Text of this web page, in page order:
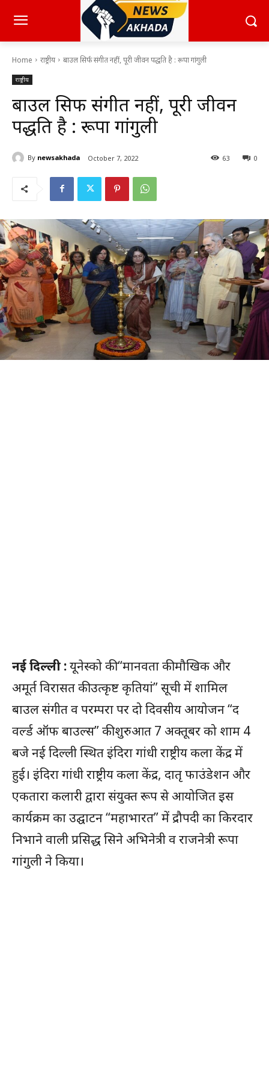
Home राष्ट्रीय बाउल सिर्फ संगीत नहीं, पूरी जीवन पद्धति है : रूपा गांगुली
राष्ट्रीय
बाउल सिर्फ संगीत नहीं, पूरी जीवन
पद्धति है : रूपा गांगुली
By newsakhada October 7, 2022 0
63
नई दिल्ली :यूनेस्को की “मानवता की मौखिक और
अमूर्त विरासत की उत्कृष्ट कृतियां” सूची में शामिल
बाउल संगीत व परम्परा पर दो दिवसीय आयोजन “द
वर्ल्ड ऑफ बाउल्स” की शुरुआत 7 अक्तूबर को शाम 4
बजे नई दिल्ली स्थित इंदिरा गांधी राष्ट्रीय कला केंद्र में
हुई। इंदिरा गांधी राष्ट्रीय कला केंद्र, दातृ फाउंडेशन और
एकतारा कलारी द्वारा संयुक्त रूप से आयोजित इस
कार्यक्रम का उद्घाटन “महाभारत” में द्रौपदी का किरदार
निभाने वाली प्रसिद्ध सिने अभिनेत्री व राजनेत्री रूपा
गांगुली ने किया।